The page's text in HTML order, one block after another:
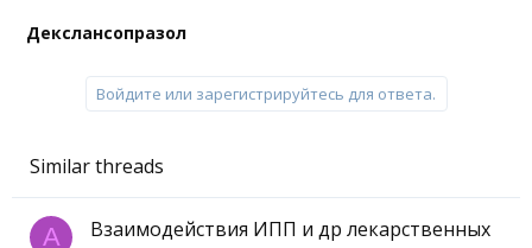
Декслансопразол
Войдите или зарегистрируйтесь для ответа.
Similar threads
A
Взаимодействия ИПП и др лекарственных